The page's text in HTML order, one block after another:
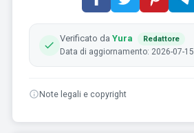
Verificato da Yura Redattore
Data di aggiornamento: 2026-07-15
Note legali e copyright